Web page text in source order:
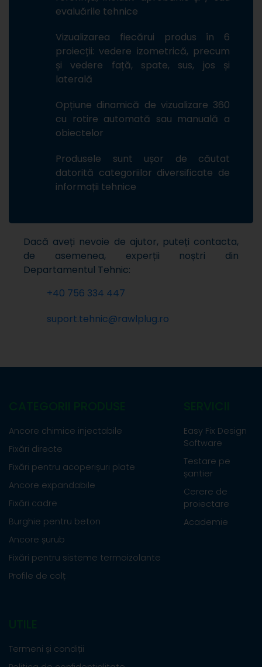
evaluările tehnice
Vizualizarea fiecărui produs în 6
proiecții: vedere izometrică, precum
și vedere față, spate, sus, jos și
laterală
Opțiune dinamică de vizualizare 360
cu rotire automată sau manuală a
obiectelor
Produsele sunt ușor de căutat
datorită categoriilor diversificate de
informații tehnice
Dacă aveți nevoie de ajutor, puteți contacta,
de asemenea, experții noștri din
Departamentul Tehnic:
+40 756 334 447
suport.tehnic@rawlplug.ro
Ancore chimice injectabile
Fixări directe
Fixări pentru acoperișuri plate
Ancore expandabile
Fixări cadre
Burghie pentru beton
Ancore șurub
Fixări pentru sisteme termoizolante
Profile de colț
Easy Fix Design
Software
Testare pe
șantier
Cerere de
proiectare
Academie
Termeni și condiții